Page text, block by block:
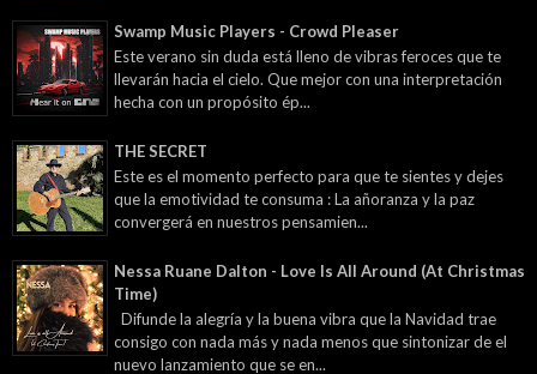
Swamp Music Players - Crowd Pleaser
Este verano sin duda está lleno de vibras feroces que te
llevarán hacia el cielo. Que mejor con una interpretación
hecha con un propósito ép...
THE SECRET
Este es el momento perfecto para que te sientes y dejes
que la emotividad te consuma : La añoranza y la paz
convergerá en nuestros pensamien...
Nessa Ruane Dalton - Love Is All Around (At Christmas
Time)
Difunde la alegría y la buena vibra que la Navidad trae
consigo con nada más y nada menos que sintonizar de el
nuevo lanzamiento que se en...